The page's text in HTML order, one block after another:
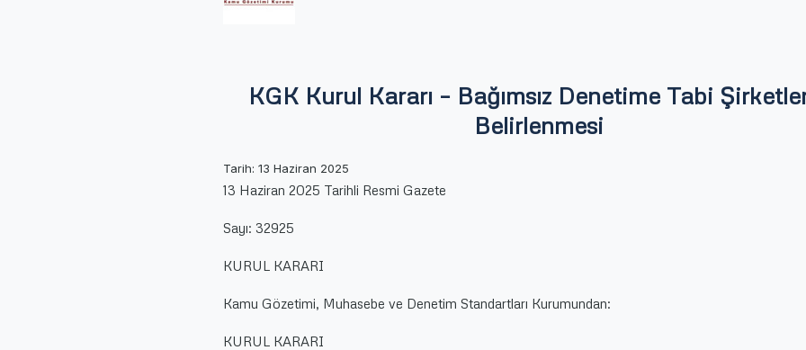
KGK Kurul Kararı – Bağımsız Denetime Tabi
Belirlenmesi
Tarih: 13 Haziran 2025
13 Haziran 2025 Tarihli Resmi Gazete
Sayı: 32925
KURUL KARARI
Kamu Gözetimi, Muhasebe ve Denetim Standartları Kurumundan:
KURUL KARARI